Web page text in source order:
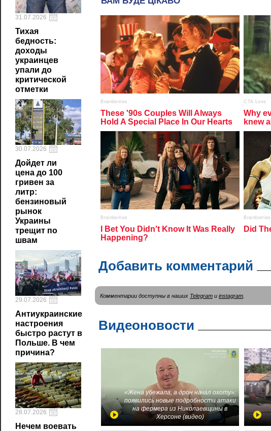
31.07.2026
Тихая
бедность:
доходы
украинцев
упали до
критической
отметки
30.07.2026
Дойдет ли
цена до 100
гривен за
литр:
бензиновый
рынок
Украины
трещит по
швам
29.07.2026
Антиукраинские
настроения
быстро растут в
Польше. В чем
причина?
28.07.2026
Нечем воевать
Добавить комментарий
Комментарии доступны в наших Telegram и instagram
Видеоновости
«Жена убежала, а дрон начал охоту»:
появились новые подробности атаки
на фермера из Николаевщины в
Херсоне (видео)